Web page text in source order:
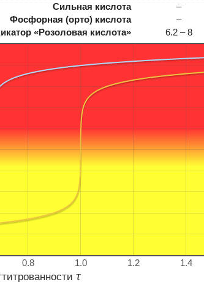
Сильная кислота
–
Фосфорная (орто) кислота
–
«Розоловая кислота» 6.2 – 8
0.8 1.0 1.2 1.4
τ